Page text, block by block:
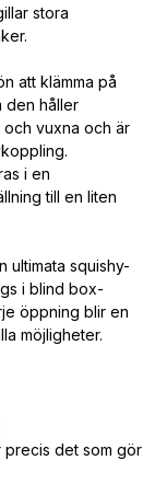
stora
att klämma på
den håller
och vuxna och är
i en
till en liten
ultimata squishy-
i blind box-
öppning blir en
möjligheter.
precis det som gör